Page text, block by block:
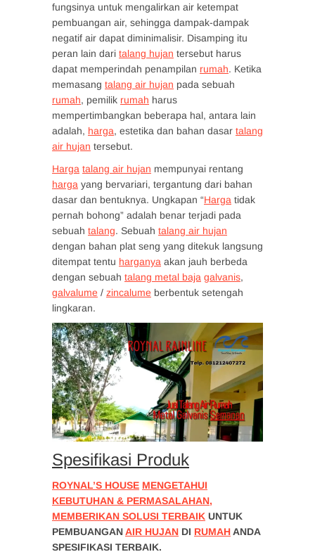
fungsinya untuk mengalirkan air ketempat
pembuangan air, sehingga dampak-dampak
negatif air dapat diminimalisir. Disamping itu
peran lain dari talang hujan tersebut harus
dapat memperindah penampilan rumah. Ketika
memasang talang air hujan pada sebuah
rumah, pemilik rumah harus
mempertimbangkan beberapa hal, antara lain
adalah, harga, estetika dan bahan dasar talang
air hujan tersebut.
Harga talang air hujan mempunyai rentang
harga yang bervariari, tergantung dari bahan
dasar dan bentuknya. Ungkapan “Harga tidak
pernah bohong” adalah benar terjadi pada
sebuah talang. Sebuah talang air hujan
dengan bahan plat seng yang ditekuk langsung
ditempat tentu harganya akan jauh berbeda
dengan sebuah talang metal baja galvanis,
galvalume / zincalume berbentuk setengah
lingkaran.
Spesifikasi Produk
ROYNAL’S HOUSE MENGETAHUI
KEBUTUHAN & PERMASALAHAN,
MEMBERIKAN SOLUSI TERBAIK UNTUK
PEMBUANGANAIR HUJAN DI RUMAH ANDA
SPESIFIKASI TERBAIK.